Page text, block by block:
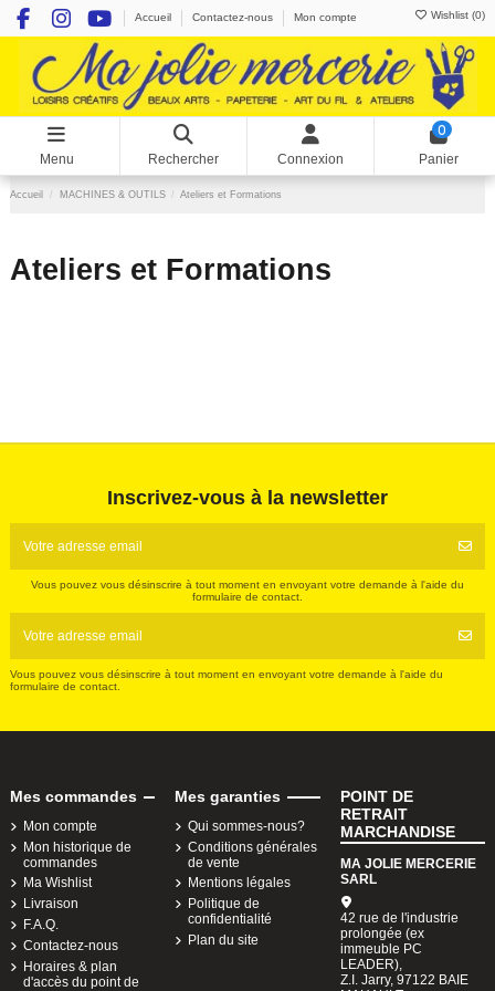
Accueil Contactez-nous Mon compte Wishlist (0)
Menu Rechercher Connexion
0
Panier
Accueil MACHINES & OUTILS Ateliers et Formations
Ateliers et Formations
Inscrivez-vous à la newsletter
Vous pouvez vous désinscrire à tout moment en envoyant votre demande à l'aide du
formulaire de contact.
Vous pouvez vous désinscrire à tout moment en envoyant votre demande à l'aide du
formulaire de contact.
Mes commandes
Mon compte
Mon historique de
commandes
Ma Wishlist
Livraison
F.A.Q.
Contactez-nous
Horaires & plan
d'accès du point de
Mes garanties
Qui sommes-nous?
Conditions générales
de vente
Mentions légales
Politique de
confidentialité
Plan du site
POINT DE
RETRAIT
MARCHANDISE
MA JOLIE MERCERIE
SARL
42 rue de l'industrie
prolongée (ex
immeuble PC
LEADER),
Z.I. Jarry, 97122 BAIE